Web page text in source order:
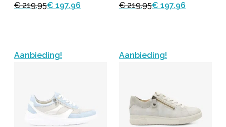
€ 219.95€ 197.96
€ 219.95€ 197.96
Aanbieding! Aanbieding!